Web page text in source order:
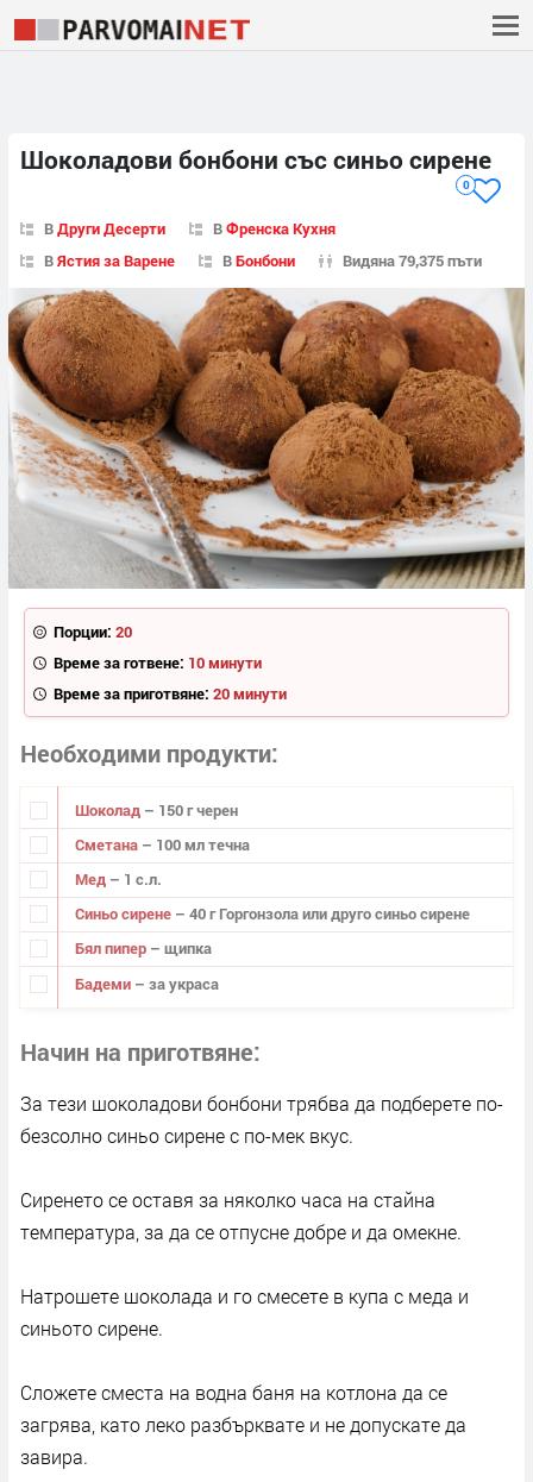
Шоколадови бонбони със синьо сирене
0
ВДруги Десерти ВФренска Кухня
ВЯстия за Варене ВБонбони Видяна 79,375 пъти
Порции: 20
Време за готвене: 10 минути
Време за приготвяне: 20 минути
Необходими продукти
Шоколад – 150 г черен
Сметана – 100 мл течна
Мед – 1 с.л.
Синьо сирене – 40 г Горгонзола или друго синьо сирене
Бял пипер – щипка
Бадеми – за украса
Начин на приготвяне
За тези шоколадови бонбони трябва да подберете по-
безсолно синьо сирене с по-мек вкус.
Сиренето се оставя за няколко часа на стайна
температура, за да се отпусне добре и да омекне.
Натрошете шоколада и го смесете в купа с меда и
синьото сирене.
Сложете сместа на водна баня на котлона да се
загрява, като леко разбърквате и не допускате да
завира.